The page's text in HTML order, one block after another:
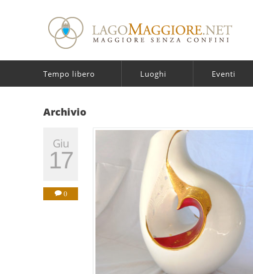
Tempo libero Luoghi Eventi
Archivio
Giu
17
0